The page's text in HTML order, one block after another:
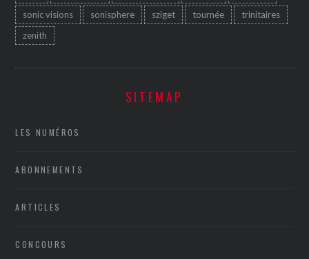
sonic visions
sonisphere sziget tournée
trinitaires
zenith
SITEMAP
LES NUMÉROS
ABONNEMENTS
ARTICLES
CONCOURS